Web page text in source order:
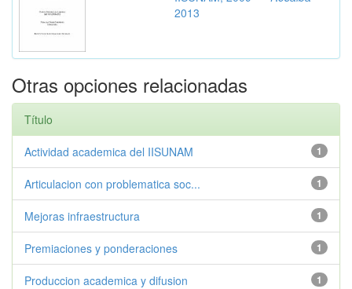
2013
Otras opciones relacionadas
Título
1
Actividad academica del IISUNAM
1
Articulacion con problematica soc...
1
Mejoras infraestructura
1
Premiaciones y ponderaciones
1
Produccion academica y difusion